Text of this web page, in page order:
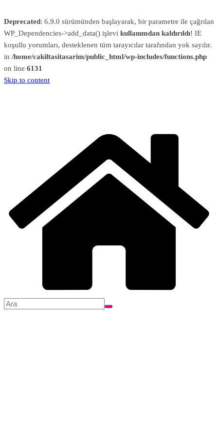
Deprecated: 6.9.0 sürümünden başlayarak, bir parametre ile çağrılan
WP_Dependencies->add_data() işlevi kullanımdan kaldırıldı! IE
koşullu yorumları, desteklenen tüm tarayıcılar tarafından yok sayılır.
in /home/cakiltasitasarim/public_html/wp-includes/functions.php
on line 6131
Skip to content